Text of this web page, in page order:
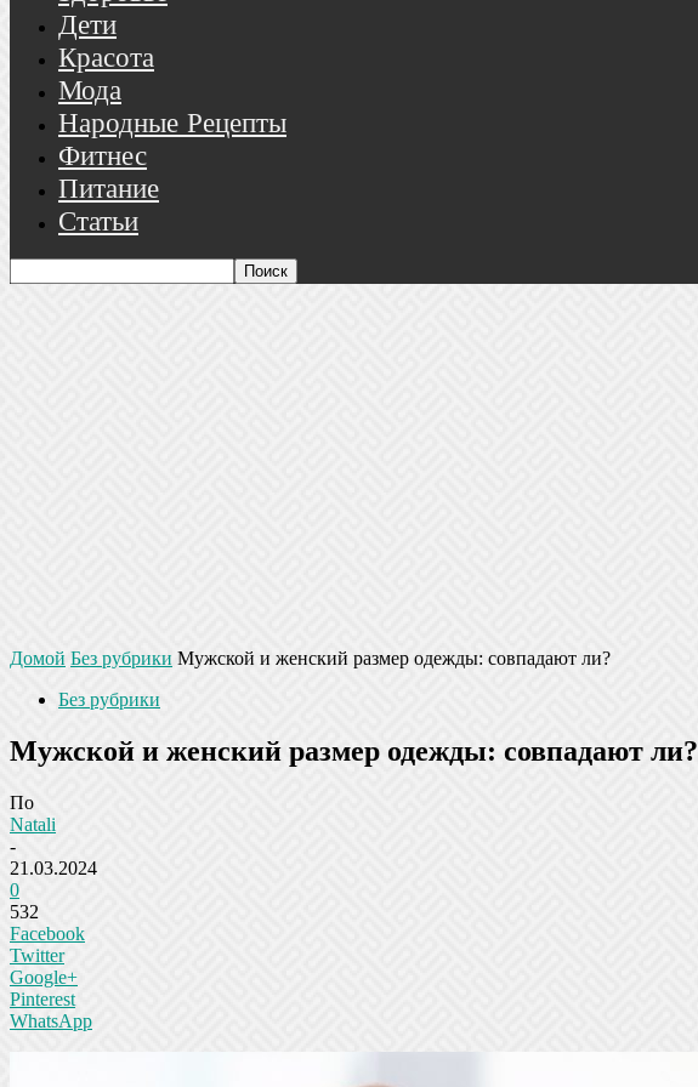
Дети
Красота
Мода
Народные Рецепты
Фитнес
Питание
Статьи
Домой Без рубрики Мужской и женский размер одежды: совпадают ли?
Без рубрики
Мужской и женский размер одежды: совпадают ли?
По
Natali
-
21.03.2024
0
532
Facebook
Twitter
Google+
Pinterest
WhatsApp